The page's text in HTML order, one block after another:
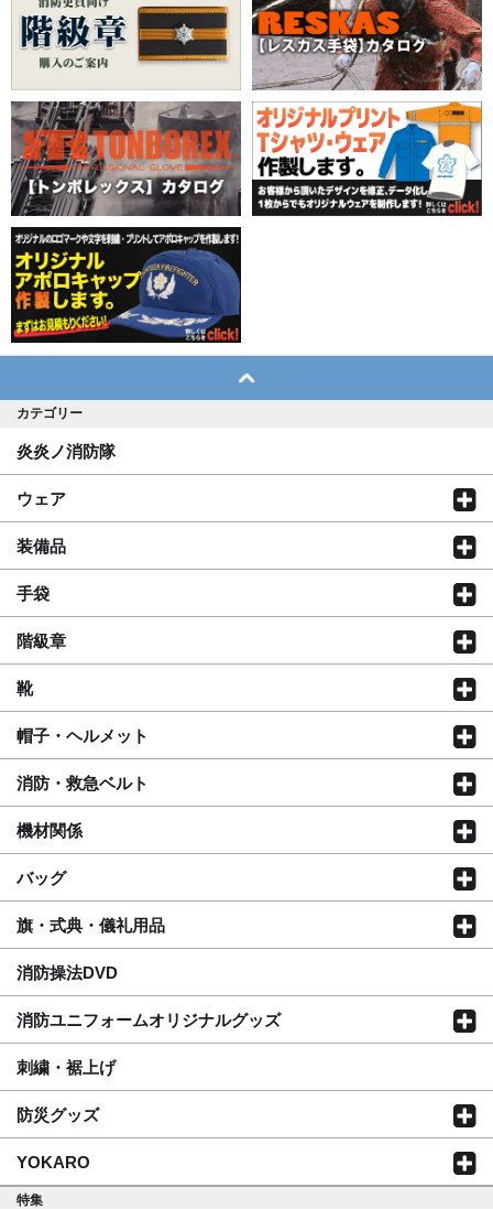
カテゴリー
炎炎ノ消防隊
ウェア
装備品
手袋
階級章
靴
帽子・ヘルメット
消防・救急ベルト
機材関係
バッグ
旗・式典・儀礼用品
消防操法DVD
消防ユニフォームオリジナルグッズ
刺繍・裾上げ
防災グッズ
YOKARO
特集